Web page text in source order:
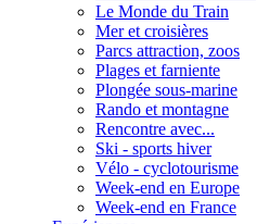
Le Monde du Train
Mer et croisières
Parcs attraction, zoos
Plages et farniente
Plongée sous-marine
Rando et montagne
Rencontre avec...
Ski - sports hiver
Vélo - cyclotourisme
Week-end en Europe
Week-end en France